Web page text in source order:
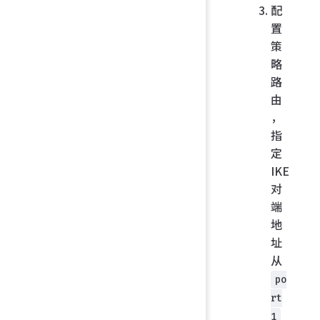
配
置
策
略
路
由
，
指
定
IKE
对
端
地
址
从
po
rt
1